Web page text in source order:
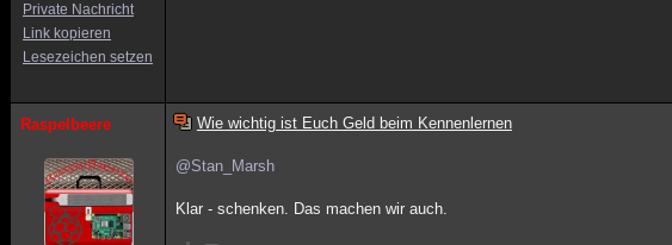
Private Nachricht
Link kopieren
Lesezeichen setzen
Raspelbeere Wie wichtig ist Euch Geld beim Kennenlernen
@Stan_Marsh
Klar - schenken. Das machen wir auch.